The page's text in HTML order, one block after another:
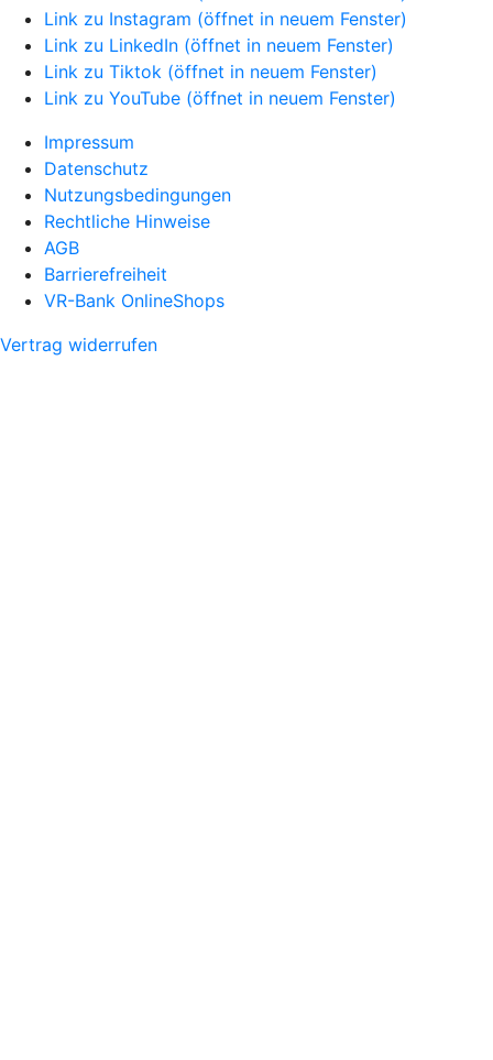
Link zu Instagram (öffnet in neuem Fenster)
Link zu LinkedIn (öffnet in neuem Fenster)
Link zu Tiktok (öffnet in neuem Fenster)
Link zu YouTube (öffnet in neuem Fenster)
Impressum
Datenschutz
Nutzungsbedingungen
Rechtliche Hinweise
AGB
Barrierefreiheit
VR-Bank OnlineShops
Vertrag widerrufen